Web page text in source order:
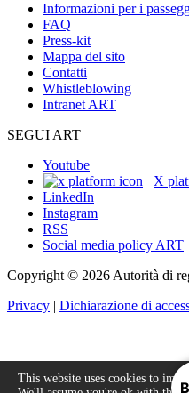
Informazioni per i
FAQ
Press-kit
Mappa del sito
Contatti
Whistleblowing
Intranet ART
SEGUI ART
Youtube
X
LinkedIn
Instagram
RSS
Social media policy ART
Copyright © 2026 Autorità di
Privacy | Dichiarazione di
This website uses cookies to